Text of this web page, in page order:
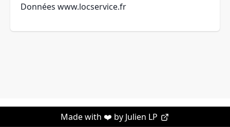
Données www.locservice.fr
Made with ❤️ by Julien LP